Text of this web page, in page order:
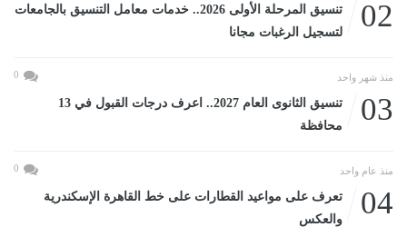
02
تنسيق المرحلة الأولى 2026.. خدمات معامل التنسيق بالجامعات
لتسجيل الرغبات مجانا
منذ شهر واحد 0
03
تنسيق الثانوى العام 2027.. اعرف درجات القبول في 13
محافظة
منذ عام واحد 0
04
تعرف على مواعيد القطارات على خط القاهرة الإسكندرية
والعكس